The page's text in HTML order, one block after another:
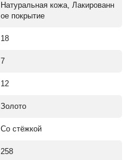
Натуральная кожа, Лакированн
ое покрытие
18
7
12
Золото
Со стёжкой
258